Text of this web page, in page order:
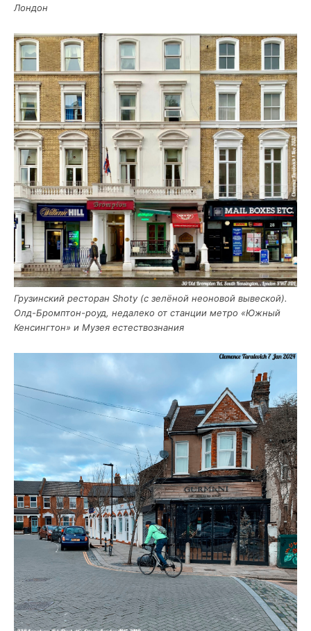
Лондон
Гру­зин­ский ресто­ран Shoty (с зелё­ной нео­но­вой вывес­кой).
Олд-Бромп­тон-роуд, неда­ле­ко от стан­ции мет­ро «Южный
Кен­синг­тон» и Музея естествознания